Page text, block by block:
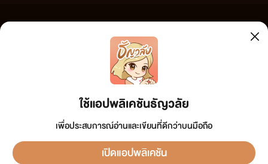
ใช้แอปพลิเคชันธัญวลัย
เพื่อประสบการณ์อ่านและเขียนที่ดีกว่าบนมือถือ
เปิดแอปพลิเคชัน
เว็บไซต์แห่งนี้ไม่ได้เห็นด้วยและไม่ขอรับผิดชอบต่อข้อความใดๆ ทั้งสิ้น ดังนั้นผู้อ่านทุกท่านโปรดใช้
วิจารณญาณในการกลั่นกรองด้วยตนเอง และหากท่านพบข้อความใดๆ ที่ขัดต่อกฎหมายและศีลธรรม
กรุณาแจ้งมาที่ tunwalai@ookbee.com เพื่อทีมงานจะได้ดำเนินการในทันที ทั้งนี้ ทางเว็บไซต์ขอสงวน
ลิขสิทธิ์ตามพระราชบัญญัติลิขสิทธิ์ (ฉบับเพิ่มเติม) พ.ศ.2558